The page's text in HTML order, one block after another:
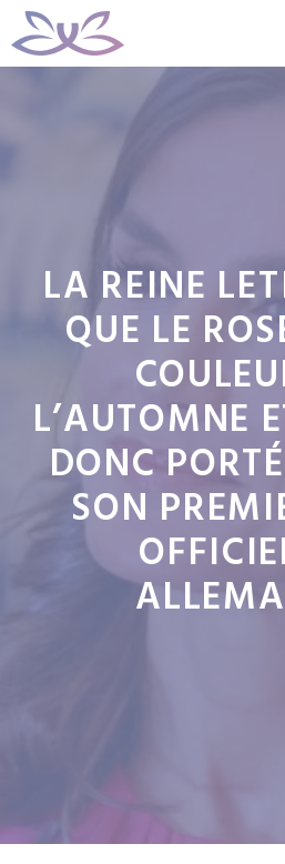
Aller
au
LA REINE
QUE LE
L’AUTOMNE
DONC
SON